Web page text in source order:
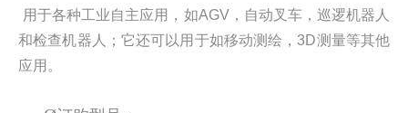
用于各种工业自主应用，如AGV，自动叉车，巡逻机器人
和检查机器人；它还可以用于如移动测绘，3D测量等其他
应用。